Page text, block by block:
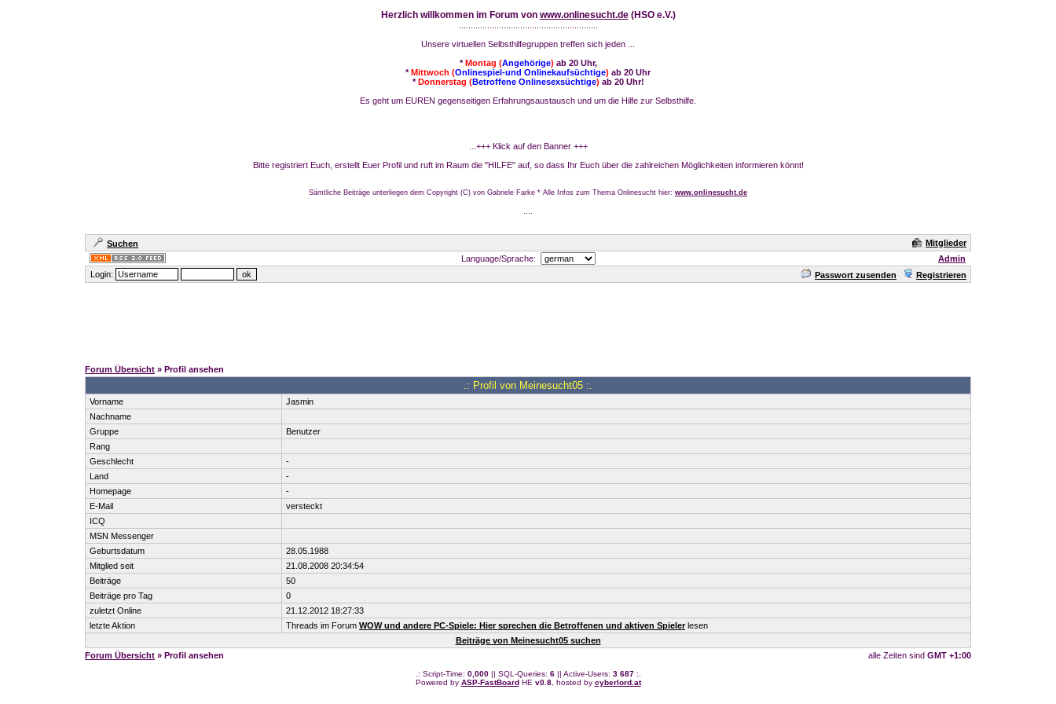
Herzlich willkommen im Forum von www.onlinesucht.de(HSO e.V.)
Unsere virtuellen Selbsthilfegruppen treffen sich jeden ...
*Montag (Angehörige) ab 20 Uhr,
*Mittwoch (Onlinespiel-und Onlinekaufsüchtige) ab 20 Uhr
*Donnerstag (Betroffene Onlinesexsüchtige) ab 20 Uhr!
Es geht um EUREN gegenseitigen Erfahrungsaustausch und um die Hilfe zur Selbsthilfe.
...+++ Klick auf den Banner +++
Bitte registriert Euch, erstellt Euer Profil und ruft im Raum die "HILFE" auf, so dass Ihr Euch über die zahlreichen Möglichkeiten informieren könnt!
Sämtliche Beiträge unterliegen dem Copyright (C) von Gabriele Farke * Alle Infos zum Thema Onlinesucht hier: www.onlinesucht.de
Suchen
Mitglieder
Language/Sprache:
Admin
Login:
Passwort zusenden Registrieren
Forum Übersicht » Profil ansehen
.: Profil von Meinesucht05 :.
Vorname
Jasmin
Nachname
Gruppe
Benutzer
Rang
Geschlecht
-
Land
-
Homepage
-
E-Mail
versteckt
ICQ
MSN Messenger
Geburtsdatum
28.05.1988
Mitglied seit
21.08.2008 20:34:54
Beiträge
50
Beiträge pro Tag
0
zuletzt Online
21.12.2012 18:27:33
letzte Aktion
Threads im Forum WOW und andere PC-Spiele: Hier sprechen die Betroffenen und aktiven Spielerlesen
Beiträge von Meinesucht05 suchen
Forum Übersicht » Profil ansehen alle Zeiten sind GMT +1:00
.: Script-Time: 0,000|| SQL-Queries: 6|| Active-Users: 3 687:.
Powered by ASP-FastBoardHE v0.8, hosted by cyberlord.at